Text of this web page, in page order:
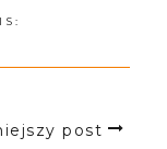
post